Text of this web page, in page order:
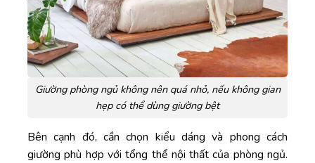
Giường phòng ngủ không nên quá nhỏ, nếu không gian
hẹp có thể dùng giường bệt
Bên cạnh đó, cần chọn kiểu dáng và phong cách
giường phù hợp với tổng thể nội thất của phòng ngủ.